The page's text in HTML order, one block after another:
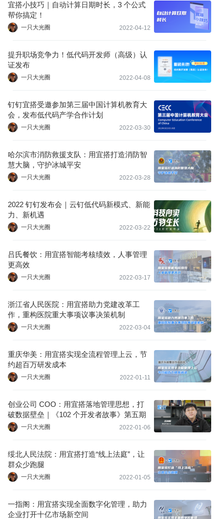
宜搭小技巧｜自动计算日期时长，3 个公式
帮你搞定！
一只大光圈 2022-04-12
提升职场竞争力！低代码开发师（高级）认
证发布
一只大光圈 2022-04-08
钉钉宜搭受邀参加第三届中国计算机教育大
会，发布低代码产学合作计划
一只大光圈 2022-03-30
哈尔滨市消防救援支队：用宜搭打造消防智
慧大脑，守护冰城平安
一只大光圈 2022-03-28
2022 钉钉发布会｜云钉低代码新模式、新能
力、新机遇
一只大光圈 2022-03-22
吕氏餐饮：用宜搭智能考核绩效，人事管理
更高效
一只大光圈 2022-03-17
浙江省人民医院：用宜搭助力党建改革工
作，重构医院重大事项议事决策机制
一只大光圈 2022-03-04
重庆华美：用宜搭实现全流程管理上云，节
约超百万研发成本
一只大光圈 2022-01-11
创业公司 COO：用宜搭落地管理思想，打
破数据壁垒｜《102 个开发者故事》第五期
一只大光圈 2022-01-06
绥北人民法院：用宜搭打造“线上法庭”，让
群众少跑腿
一只大光圈 2022-01-05
一指阁：用宜搭实现全面数字化管理，助力
企业打开十亿市场新空间